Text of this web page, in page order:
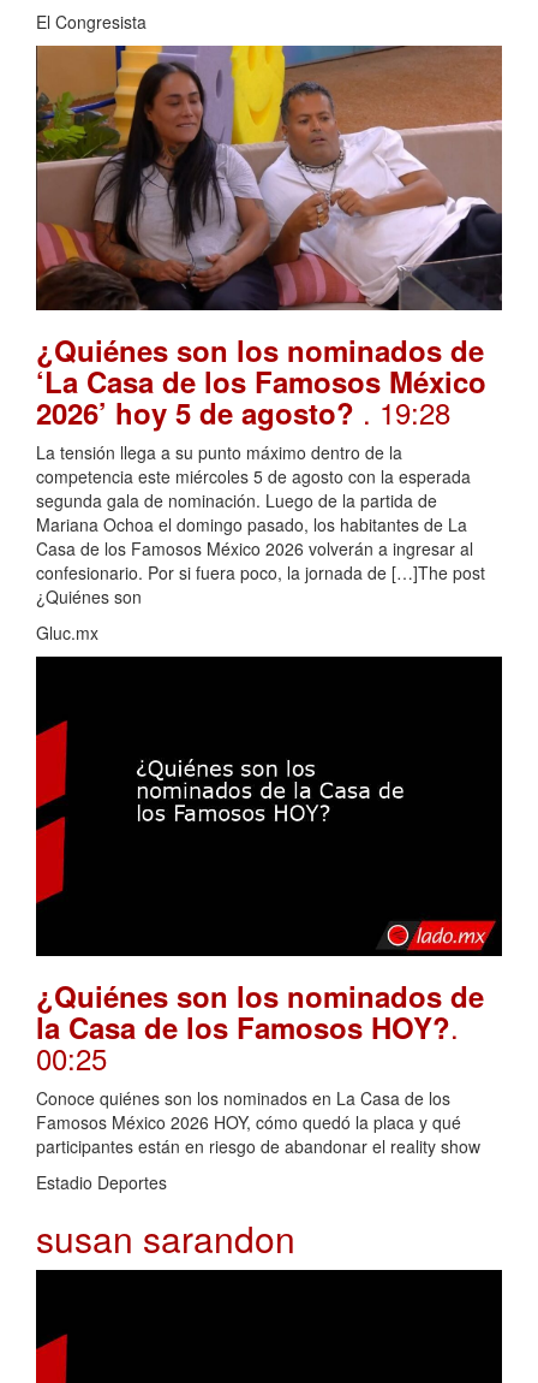
El Congresista
¿Quiénes son los nominados de
‘La Casa de los Famosos México
2026’ hoy 5 de agosto? . 19:28
La tensión llega a su punto máximo dentro de la
competencia este miércoles 5 de agosto con la esperada
segunda gala de nominación. Luego de la partida de
Mariana Ochoa el domingo pasado, los habitantes de La
Casa de los Famosos México 2026 volverán a ingresar al
confesionario. Por si fuera poco, la jornada de […]The post
¿Quiénes son
Gluc.mx
¿Quiénes son los nominados de
la Casa de los Famosos HOY?.
00:25
Conoce quiénes son los nominados en La Casa de los
Famosos México 2026 HOY, cómo quedó la placa y qué
participantes están en riesgo de abandonar el reality show
Estadio Deportes
susan sarandon